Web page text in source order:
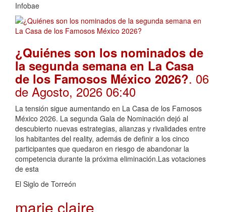
Infobae
¿Quiénes son los nominados de
la segunda semana en La Casa
de los Famosos México 2026?. 06
de Agosto, 2026 06:40
La tensión sigue aumentando en La Casa de los Famosos
México 2026. La segunda Gala de Nominación dejó al
descubierto nuevas estrategias, alianzas y rivalidades entre
los habitantes del reality, además de definir a los cinco
participantes que quedaron en riesgo de abandonar la
competencia durante la próxima eliminación.Las votaciones
de esta
El Siglo de Torreón
marie claire